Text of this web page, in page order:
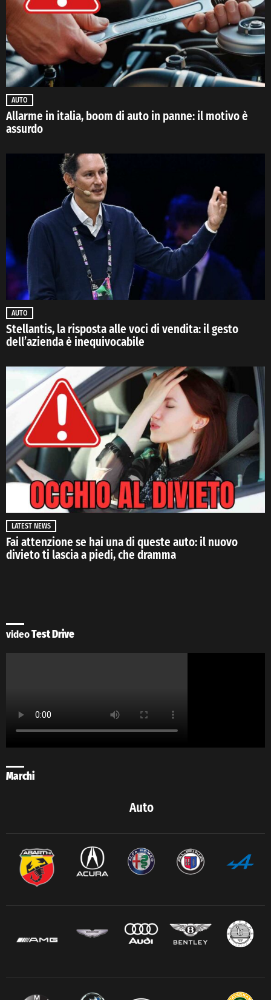
AUTO
Allarme in italia, boom di auto in panne: il motivo è
assurdo
AUTO
Stellantis, la risposta alle voci di vendita: il gesto
dell’azienda è inequivocabile
LATEST NEWS
Fai attenzione se hai una di queste auto: il nuovo
divieto ti lascia a piedi, che dramma
videoTest Drive
Marchi
Auto